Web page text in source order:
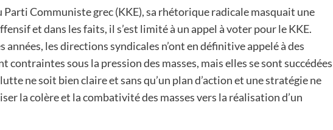
Parti Communiste grec (KKE), sa rhétorique radicale masquait une
et dans les faits, il s’est limité à un appel à voter pour le KKE.
années, les directions syndicales n’ont en définitive appelé à des
contraintes sous la pression des masses, mais elles se sont succédées
ne soit bien claire et sans qu’un plan d’action et une stratégie ne
la colère et la combativité des masses vers la réalisation d’un